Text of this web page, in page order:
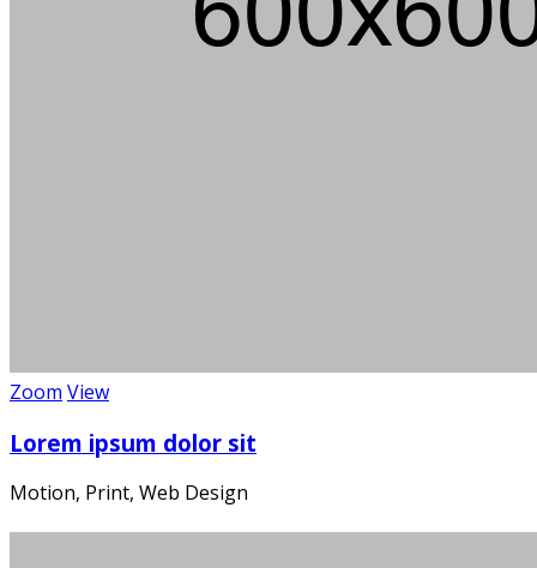
Zoom View
Lorem ipsum dolor sit
Motion, Print, Web Design